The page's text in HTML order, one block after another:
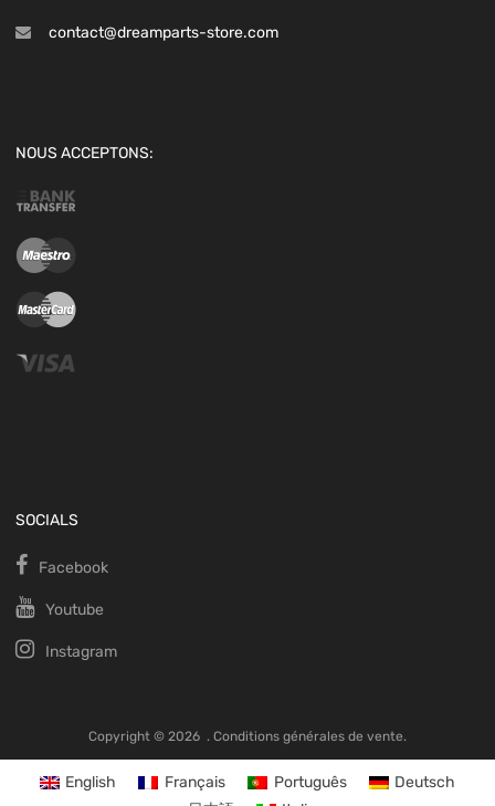
contact@dreamparts-store.com
NOUS ACCEPTONS:
SOCIALS
Facebook
Youtube
Instagram
Copyright © 2026 . Conditions générales de vente.
English Français Português
Deutsch